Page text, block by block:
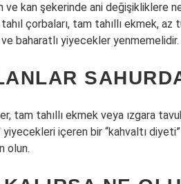
ve kan şekerinde ani değişikliklere
çorbaları, tam tahıllı ekmek,
baharatlı yiyecekler yenmemelidir.
tam tahıllı ekmek veya ızgara
içeren bir “kahvaltı
olun.